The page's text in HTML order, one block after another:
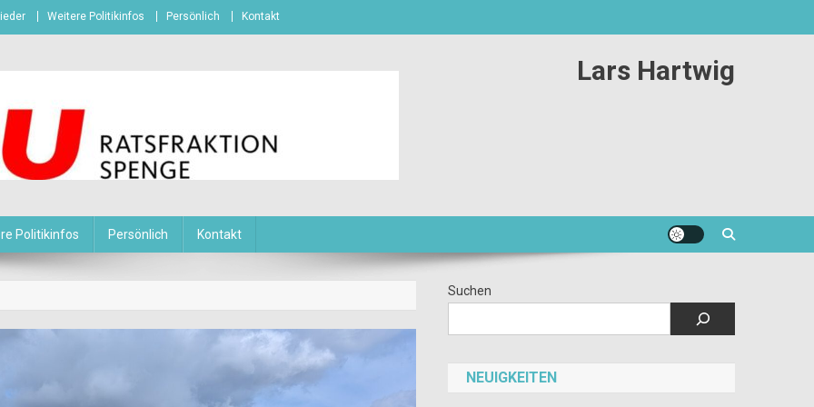
Weitere Politikinfos Persönlich Kontakt
Lars Hartwig
Politikinfos Persönlich Kontakt
Suchen
NEUIGKEITEN